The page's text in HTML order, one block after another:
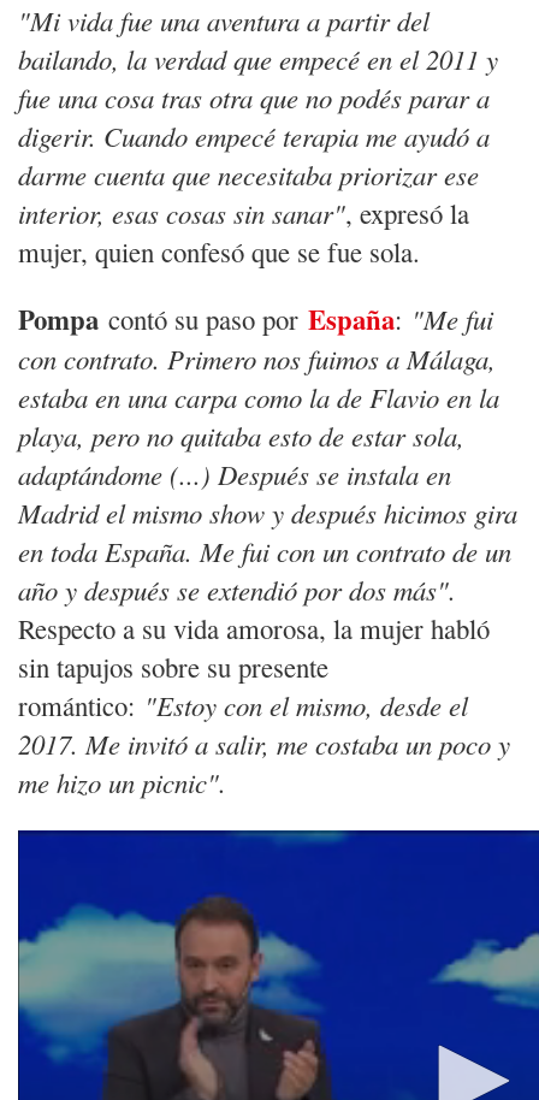
"Mi vida fue una aventura a partir del
bailando, la verdad que empecé en el 2011 y
fue una cosa tras otra que no podés parar a
digerir. Cuando empecé terapia me ayudó a
darme cuenta que necesitaba priorizar ese
interior, esas cosas sin sanar", expresó la
mujer, quien confesó que se fue sola.
Pompa contó su paso por España: "Me fui
con contrato. Primero nos fuimos a Málaga,
estaba en una carpa como la de Flavio en la
playa, pero no quitaba esto de estar sola,
adaptándome (...) Después se instala en
Madrid el mismo show y después hicimos gira
en toda España. Me fui con un contrato de un
año y después se extendió por dos más".
Respecto a su vida amorosa, la mujer habló
sin tapujos sobre su presente
romántico: "Estoy con el mismo, desde el
2017. Me invitó a salir, me costaba un poco y
me hizo un picnic".